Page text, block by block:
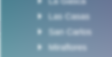
Las Casas
San Carlos
Miraflores